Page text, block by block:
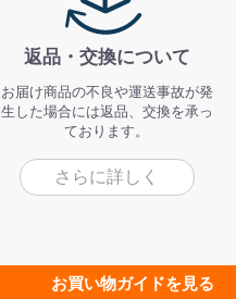
返品・交換について
お届け商品の不良や運送事故が発
生した場合には返品、交換を承っ
ております。
さらに詳しく
お買い物ガイドを見る